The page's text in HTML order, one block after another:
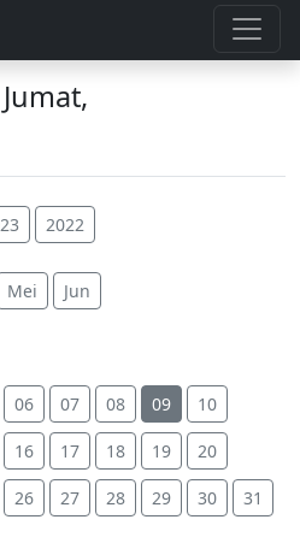
2022
Mei Jun
06 07 08 09 10
16 17 18 19 20
26 27 28 29 30 31